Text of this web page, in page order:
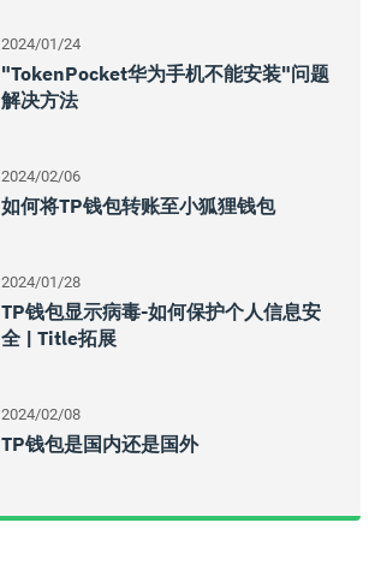
2024/01/24
"TokenPocket华为手机不能安装"问题
解决方法
2024/02/06
如何将TP钱包转账至小狐狸钱包
2024/01/28
TP钱包显示病毒-如何保护个人信息安
全 | Title拓展
2024/02/08
TP钱包是国内还是国外